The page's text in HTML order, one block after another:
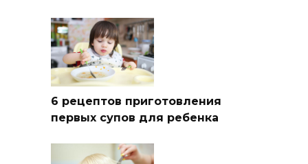
6 рецептов приготовления
первых супов для ребенка